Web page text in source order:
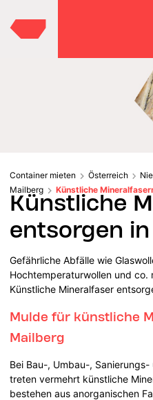
Container mieten Österreich
Mailberg
Künstliche
Künstliche
entsorgen
Gefährliche Abfälle wie
Hochtemperaturwollen und co.
Künstliche Mineralfaser
Mulde für künstliche
Mailberg
Bei Bau-, Umbau-,
treten vermehrt künstliche
bestehen aus anorganischen